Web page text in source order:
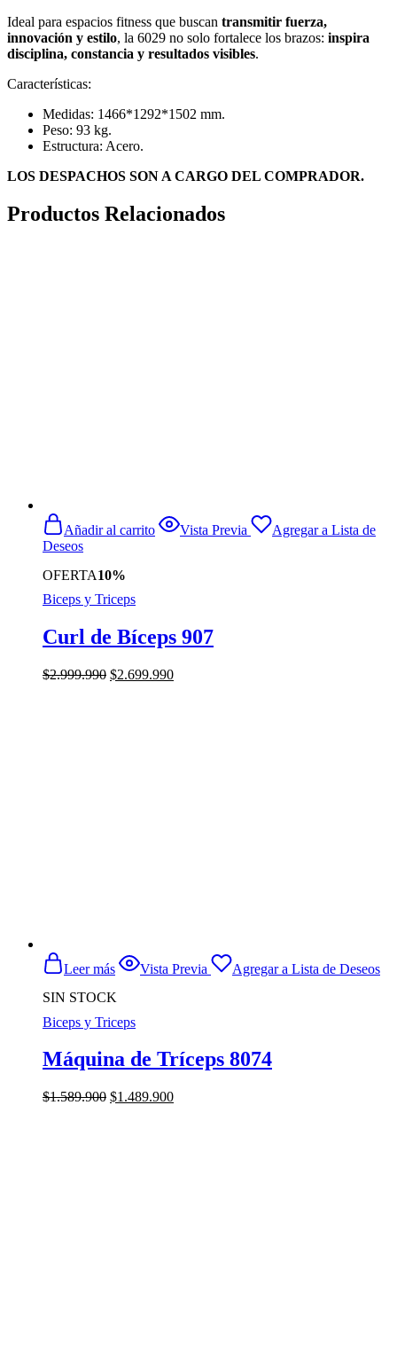
Ideal para espacios fitness que buscan transmitir fuerza,
innovación y estilo, la 6029 no solo fortalece los brazos: inspira
disciplina, constancia y resultados visibles.
Características:
Medidas: 1466*1292*1502 mm.
Peso: 93 kg.
Estructura: Acero.
LOS DESPACHOS SON A CARGO DEL COMPRADOR.
Productos Relacionados
OFERTA10%
Añadir al carrito Vista Previa
Agregar a Lista de
Deseos
Biceps y Triceps
Curl de Bíceps 907
$2.999.990 El
$2.699.990El
SIN STOCK
Leer más Vista Previa Agregar a Lista de Deseos
Biceps y Triceps
Máquina de Tríceps 8074
$1.589.900 El
$1.489.900El